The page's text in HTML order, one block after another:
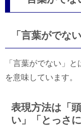
「言葉がでな
「言葉がでない」と
を意味しています。
表現方法は「
い」「とっさ